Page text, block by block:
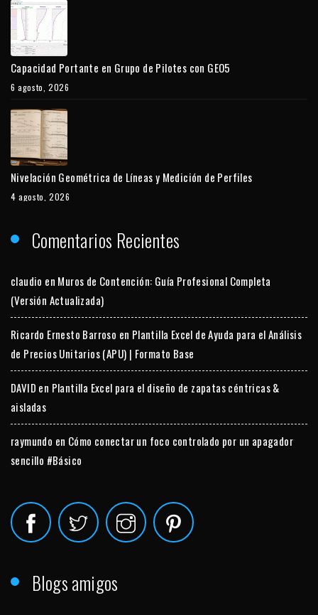
Capacidad Portante en Grupo de Pilotes con GEO5
6 agosto, 2026
Nivelación Geométrica de Líneas y Medición de Perfiles
4 agosto, 2026
Comentarios Recientes
claudio en Muros de Contención: Guía Profesional Completa
(Versión Actualizada)
Ricardo Ernesto Barroso en Plantilla Excel de Ayuda para el Análisis
de Precios Unitarios (APU) | Formato Base
DAVID en Plantilla Excel para el diseño de zapatas céntricas &
aisladas
raymundo en Cómo conectar un foco controlado por un apagador
sencillo #Básico
Blogs amigos